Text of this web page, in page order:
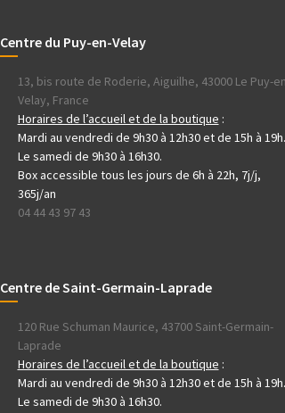
Centre du Puy-en-Velay
13, bis route de Roderie, Aiguilhe, 43000 Le Puy-
Velay, France
Horaires de l’accueil et de la boutique :
Mardi au vendredi de 9h30 à 12h30 et de 15h à 19h.
Le samedi de 9h30 à 16h30.
Box accessible tous les jours de 6h à 22h, 7j/j,
365j/an
04 44 43 97 43
Centre de Saint-Germain-Laprade
120 Rue Schuman Maurice, 43700 Saint-Germain-
Laprade
Horaires de l’accueil et de la boutique :
Mardi au vendredi de 9h30 à 12h30 et de 15h à 19h.
Le samedi de 9h30 à 16h30.